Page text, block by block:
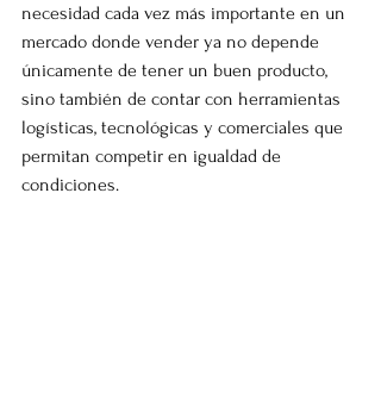
necesidad cada vez más importante en un
mercado donde vender ya no depende
únicamente de tener un buen producto,
sino también de contar con herramientas
logísticas, tecnológicas y comerciales que
permitan competir en igualdad de
condiciones.